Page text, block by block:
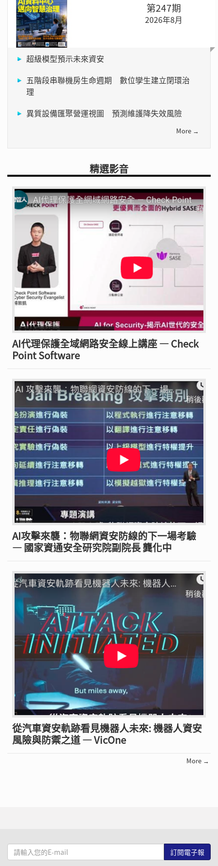
第247期
2026年8月
超級模型預示未來資安
五階段串聯機房生命週期 數位孿生建立閉環治
理
異質設備匯聚營運視圖 預測維護降失效風險
More →
精選影音
AI代理保護全域網路安全線上講座 — Check
Point Software
AI攻擊來襲：物聯網資安防線的下一場考驗
— 國家資通安全研究院副院長 龔化中
從汽車資安軌跡看見機器人未來: 機器人資安
風險與防禦之道 — VicOne
More →
請
輸